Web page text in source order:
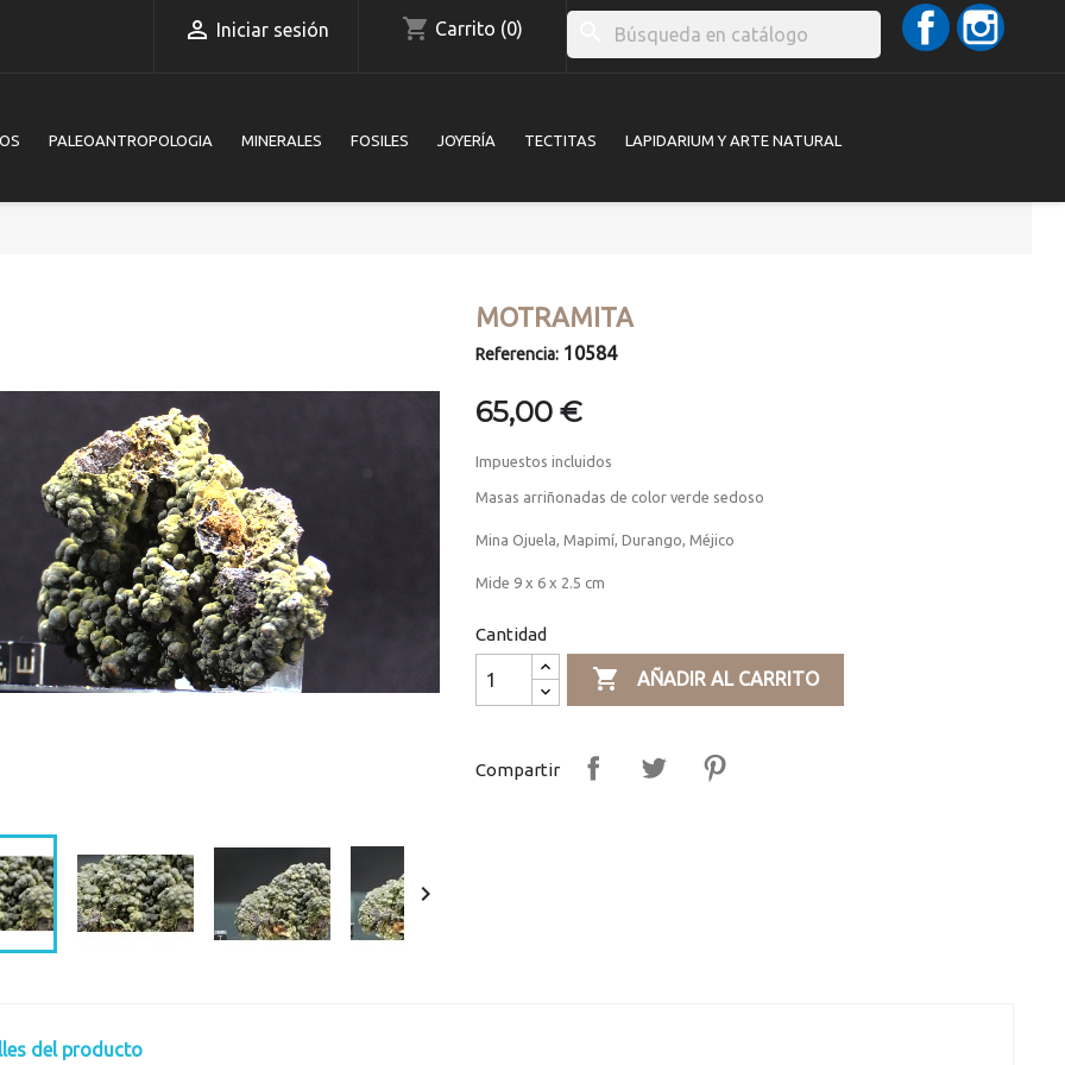
 Iniciar sesión shopping_cart Carrito (0)
Facebook
PALEOANTROPOLOGIA MINERALES FOSILES JOYERÍA TECTITAS LAPIDARIUM Y ARTE NATURAL

MOTRAMITA
Referencia: 10584
65,00 €
Impuestos incluidos
Masas arriñonadas de color verde sedoso
Mina Ojuela, Mapimí, Durango, Méjico
Mide 9 x 6 x 2.5 cm
Cantidad
 AÑADIR AL CARRITO
Compartir
del producto